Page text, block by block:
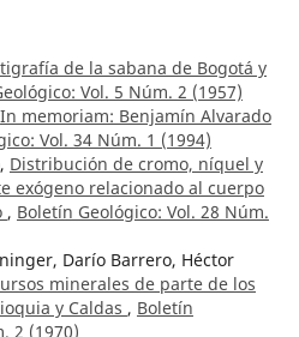
de la sabana de Bogotá y
Vol. 5 Núm. 2 (1957)
In memoriam: Benjamín Alvarado
Vol. 34 Núm. 1 (1994)
Distribución de cromo, níquel y
exógeno relacionado al cuerpo
, Boletín Geológico: Vol. 28 Núm.
Darío Barrero, Héctor
minerales de parte de los
y Caldas , Boletín
2 (1970)